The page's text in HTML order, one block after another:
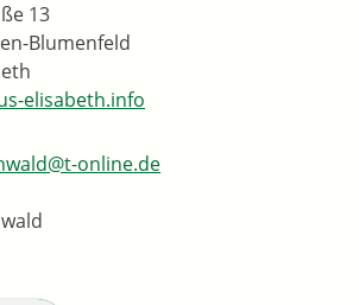
13
Blumenfeld
elisabeth.info
online.de